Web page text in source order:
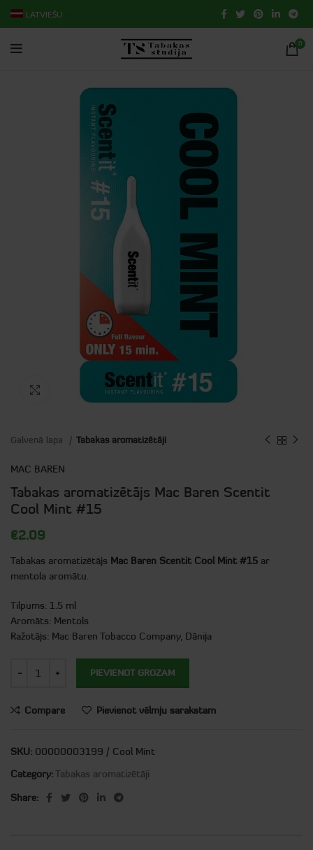
LATVIEŠU
0
Click to enlarge
Galvenā lapa Tabakas aromatizētāji
MAC BAREN
Tabakas aromatizētājs Mac Baren Scentit
Cool Mint #15
€2.09
Tabakas aromatizētājs Mac Baren Scentit Cool Mint #15 ar
mentola aromātu.
Tilpums: 1.5 ml
Aromāts: Mentols
Ražotājs: Mac Baren Tobacco Company, Dānija
PIEVIENOT GROZAM
Compare Pievienot vēlmju sarakstam
SKU: 00000003199 / Cool Mint
Category:Tabakas aromatizētāji
Share: